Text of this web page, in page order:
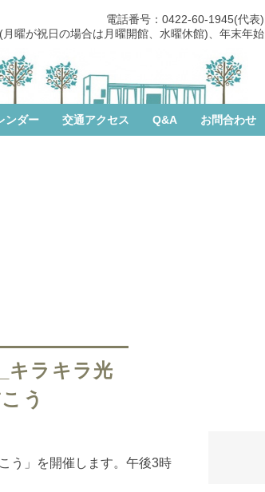
電話番号：0422-60-1945(代表)
曜が祝日の場合は月曜開館、水曜休館)、年末年始
ンダー 交通アクセス Q&A お問合わせ
キラキラ光
う
う」を開催します。午後3時